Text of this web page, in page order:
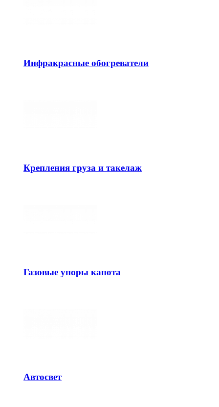
Инфракрасные обогреватели
Крепления груза и такелаж
Газовые упоры капота
Автосвет